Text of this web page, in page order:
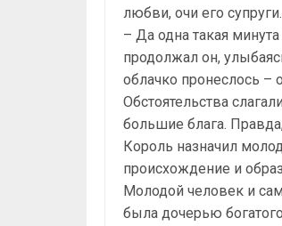
любви, очи его супруги.
– Да одна такая
продолжал он,
облачко пронеслось –
Обстоятельства
большие блага.
Король назначил
происхождение и
Молодой человек и
была дочерью